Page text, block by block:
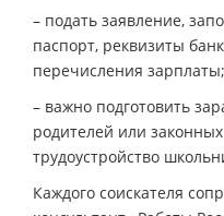
– подать заявление,
паспорт, реквизиты
перечисления зарплаты;
– важно подготовить
родителей или
трудоустройство
Каждого соискателя